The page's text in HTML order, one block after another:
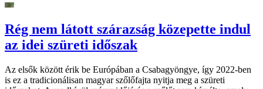
Rég nem látott szárazság közepette indul
az idei szüreti időszak
Az elsők között érik be Európában a Csabagyöngye, így 2022-ben
is ez a tradicionálisan magyar szőlőfajta nyitja meg a szüreti